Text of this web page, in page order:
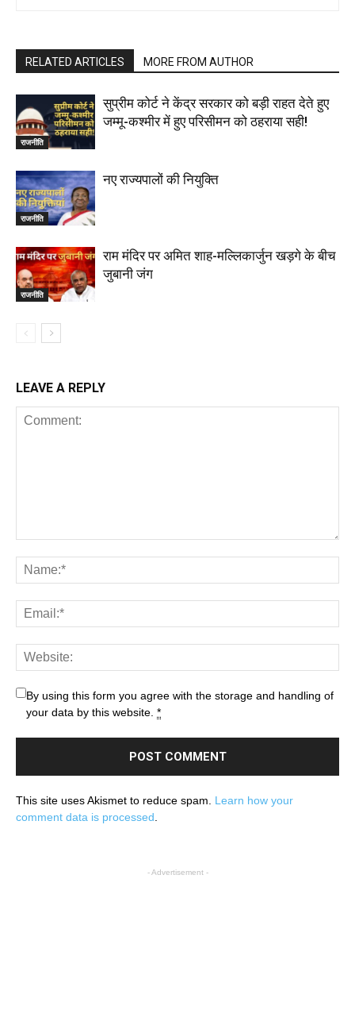
RELATED ARTICLES MORE FROM AUTHOR
राजनीति
सुप्रीम कोर्ट ने केंद्र सरकार को बड़ी राहत देते हुए
जम्मू-कश्मीर में हुए परिसीमन को ठहराया सही!
राजनीति
नए राज्यपालों की नियुक्ति
राजनीति
राम मंदिर पर अमित शाह-मल्लिकार्जुन खड़गे के बीच
जुबानी जंग
LEAVE A REPLY
By using this form you agree with the storage and handling of
your data by this website. *
This site uses Akismet to reduce spam. Learn how your
comment data is processed
- Advertisement -